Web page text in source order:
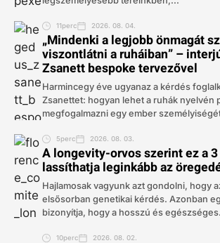
11perc 2026. 08. 04.
„Mindenki a legjobb önmagát
viszontlátni a ruháiban” –
Zsanett bespoke tervezővel
Harmincegy éve ugyanaz a kérdés
Zsanettet: hogyan lehet a ruhák nyelvén
megfogalmazni egy ember
5perc 2026. 08. 03.
A longevity-orvos szerint ez a
lassíthatja leginkább az
Hajlamosak vagyunk azt gondolni, hogy
elsősorban genetikai kérdés. Azonban
bizonyítja, hogy a hosszú és
10perc 2026. 08. 02.